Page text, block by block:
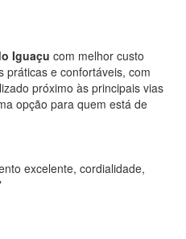
Iguaçu com melhor custo
práticas e confortáveis, com
próximo às principais vias
opção para quem está de
excelente, cordialidade,